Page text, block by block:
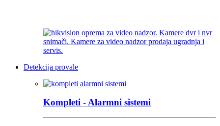
Detekcija provale
Kompleti - Alarmni sistemi